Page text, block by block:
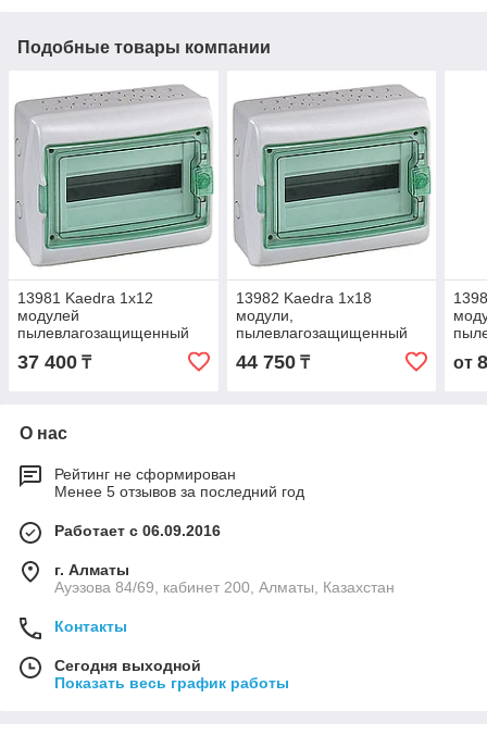
Подобные товары компании
13981 Kaedra 1x12
модулей
пылевлагозащищенный
щит, навесной
37 400 ₸
13982 Kaedra 1x18
модули,
пылевлагозащищенный
щит, навесной
44 750₸ от
О нас
Рейтинг не сформирован
Менее 5 отзывов за последний год
Работает с 06.09.2016
г. Алматы
Ауэзова 84/69, кабинет 200, Алматы, Казахстан
Контакты
Сегодня выходной
Показать весь график работы